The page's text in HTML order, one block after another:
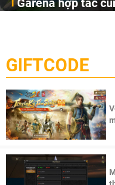
Garena hợp tác
cầu, theo giấy phép
Pocketpair, Inc.
GIFTCODE